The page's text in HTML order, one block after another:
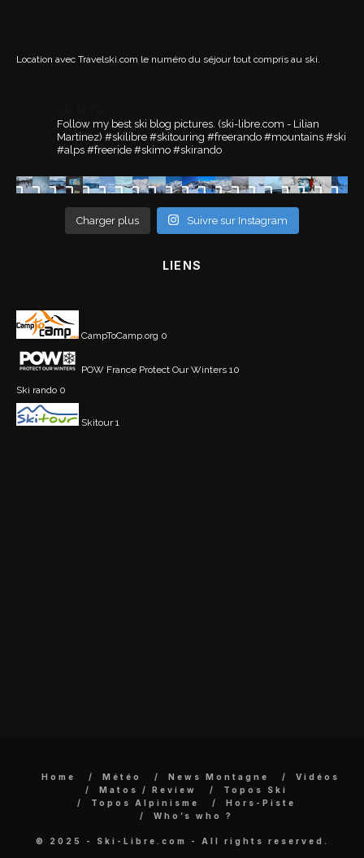
Location avec Travelski.com le numéro du séjour tout compris au ski.
Follow my best ski blog pictures. (ski-libre.com - Lilian
Martinez) #skilibre #skitouring #freerando #mountains #ski
#alps #freeride #skimo #skirando
Charger plus Suivre sur Instagram
LIENS
CampToCamp.org 0
POW France Protect Our Winters 10
Ski rando 0
Skitour1
Home Météo News Montagne
Vidéos
Matos / Review
Topos Ski
Topos Alpinisme
Hors-Piste
Who’s who ?
© 2025 - Ski-Libre.com - All rights reserved.